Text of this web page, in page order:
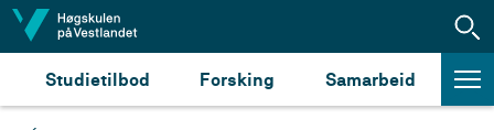
Hopp til innhald
Studietilbod Forsking Samarbeid